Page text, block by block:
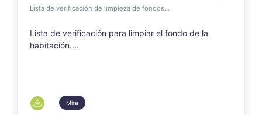
Lista de verificación de limpieza de fondos...
Lista de verificación para limpiar el fondo de la
habitación....
Mira